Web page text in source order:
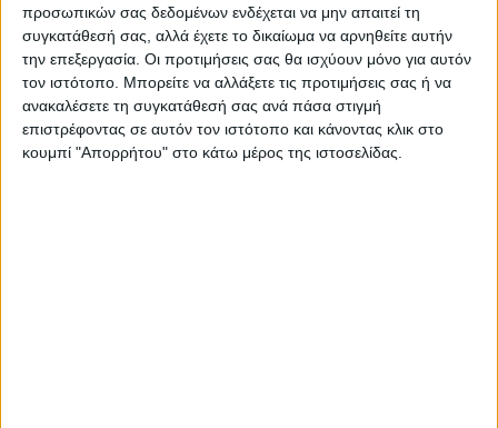
προσωπικών σας δεδομένων ενδέχεται να μην απαιτεί τη
συγκατάθεσή σας, αλλά έχετε το δικαίωμα να αρνηθείτε αυτήν
την επεξεργασία. Οι προτιμήσεις σας θα ισχύουν μόνο για αυτόν
τον ιστότοπο. Μπορείτε να αλλάξετε τις προτιμήσεις σας ή να
ανακαλέσετε τη συγκατάθεσή σας ανά πάσα στιγμή
επιστρέφοντας σε αυτόν τον ιστότοπο και κάνοντας κλικ στο
κουμπί "Απορρήτου" στο κάτω μέρος της ιστοσελίδας.
Ακολούθησε την εφημερίδα ΝΕΟΣ
ΑΓΩΝ στο Google News!
Όλες οι εξελίξεις στην περιοχή της
Καρδίτσας και ευρύτερα της Θεσσαλίας